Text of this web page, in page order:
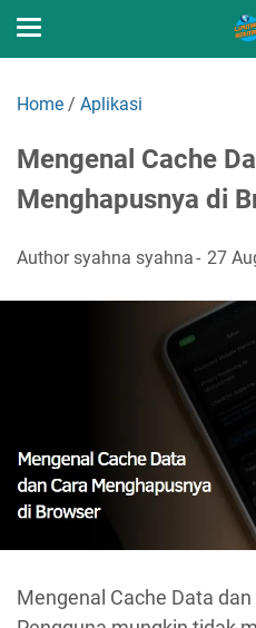
Home / Aplikasi
Mengenal Cache
Menghapusnya di
Authorsyahna syahna 27
Mengenal Cache Data